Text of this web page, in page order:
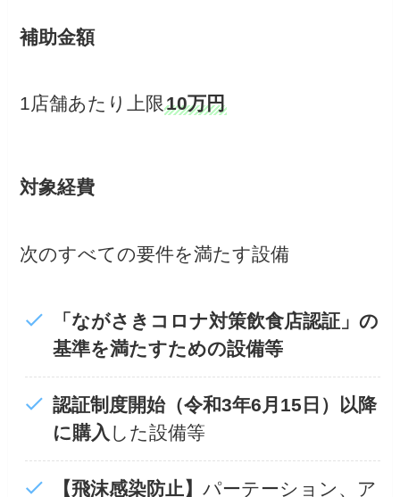
補助金額
1店舗あたり上限10万円
対象経費
次のすべての要件を満たす設備
「ながさきコロナ対策飲食店認証」の
基準を満たすための設備等
認証制度開始（令和3年6月15日）以降
に購入 した設備等
【飛沫感染防止】 パーテーション、ア